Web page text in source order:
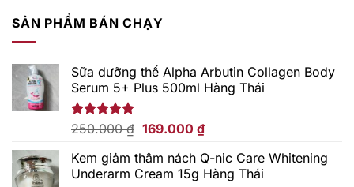
SẢN PHẨM BÁN CHẠY
Sữa dưỡng thể Alpha Arbutin Collagen Body
Serum 5+ Plus 500ml Hàng Thái
Được xếp
5 sao
250.000₫ Giá
là:
250.000 ₫.
169.000 ₫Giá
tại
là:
Kem giảm thâm nách Q-nic Care Whitening
Underarm Cream 15g Hàng Thái